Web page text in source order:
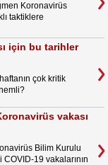
Koronavirüs
taktiklere
için bu tarihler
çok kritik
vakası
Bilim Kurulu
COVID-19 vakalarının